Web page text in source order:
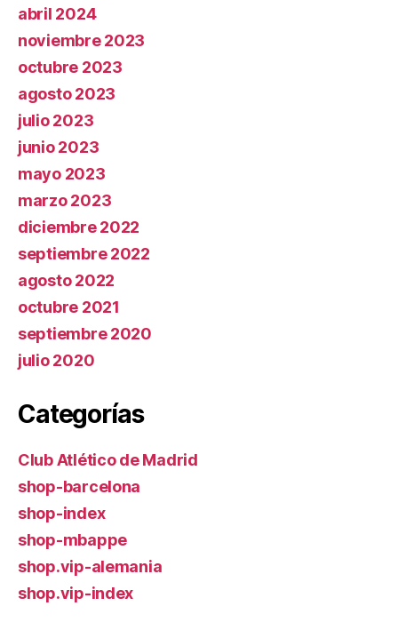
abril 2024
noviembre 2023
octubre 2023
agosto 2023
julio 2023
junio 2023
mayo 2023
marzo 2023
diciembre 2022
septiembre 2022
agosto 2022
octubre 2021
septiembre 2020
julio 2020
Categorías
Club Atlético de Madrid
shop-barcelona
shop-index
shop-mbappe
shop.vip-alemania
shop.vip-index